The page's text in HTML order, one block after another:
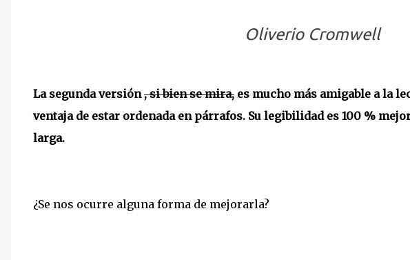
Oliverio Cromwell
La segunda versión, si bien se mira, es mucho más amigable a la
ventaja de estar ordenada en párrafos. Su legibilidad es 100 %
larga.
¿Se nos ocurre alguna forma de mejorarla?